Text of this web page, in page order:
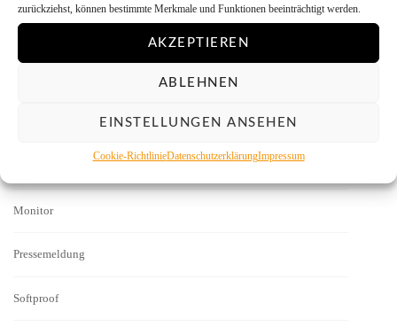
zurückziehst, können bestimmte Merkmale und Funktionen beeinträchtigt werden.
AKZEPTIEREN
ABLEHNEN
EINSTELLUNGEN ANSEHEN
Cookie-RichtlinieDatenschutzerklärungImpressum
Menschen vor der Kamera
Monitor
Pressemeldung
Softproof